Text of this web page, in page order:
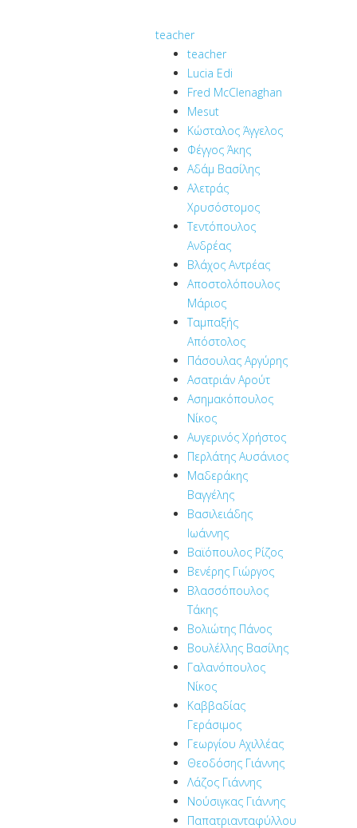
teacher
teacher
Lucia Edi
Fred McClenaghan
Mesut
Κώσταλος Άγγελος
Φέγγος Άκης
Αδάμ Βασίλης
Αλετράς
Χρυσόστομος
Τεντόπουλος
Ανδρέας
Βλάχος Αντρέας
Αποστολόπουλος
Μάριος
Ταμπαξής
Απόστολος
Πάσουλας Αργύρης
Ασατριάν Αρούτ
Ασημακόπουλος
Νίκος
Αυγερινός Χρήστος
Περλάτης Αυσάνιος
Μαδεράκης
Βαγγέλης
Βασιλειάδης
Ιωάννης
Βαϊόπουλος Ρίζος
Βενέρης Γιώργος
Βλασσόπουλος
Τάκης
Βολιώτης Πάνος
Βουλέλλης Βασίλης
Γαλανόπουλος
Νίκος
Καββαδίας
Γεράσιμος
Γεωργίου Αχιλλέας
Θεοδόσης Γιάννης
Λάζος Γιάννης
Νούσιγκας Γιάννης
Παπατριανταφύλλου